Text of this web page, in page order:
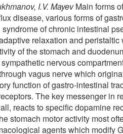
I.V. MayevMain forms
disease, various forms of
of chronic intestinal
relaxation and peristaltic
of the stomach and
nervous
vagus nerve which
function of gastro-intestinal
The key messenger in
reacts to specific dopamine
stomach motor activity most
agents which modify